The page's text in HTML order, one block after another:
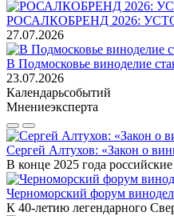
РОСАЛКОБРЕНД 2026:
27.07.2026
В Подмосковье виноделие
23.07.2026
Календарьсобытий
Мнениеэксперта
Сергей Алтухов: «Закон о
В конце 2025 года
Черноморский форум
К 40-летию легендарного